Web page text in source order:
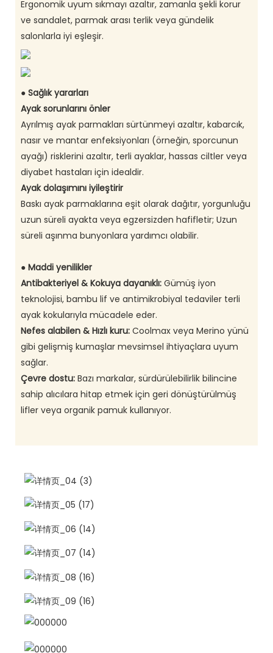
Ergonomik uyum sıkmayı azaltır, zamanla şekli korur
ve sandalet, parmak arası terlik veya gündelik
salonlarla iyi eşleşir.
● Sağlık yararları
Ayak sorunlarını önler
Ayrılmış ayak parmakları sürtünmeyi azaltır, kabarcık,
nasır ve mantar enfeksiyonları (örneğin, sporcunun
ayağı) risklerini azaltır, terli ayaklar, hassas ciltler veya
diyabet hastaları için idealdir.
Ayak dolaşımını iyileştirir
Baskı ayak parmaklarına eşit olarak dağıtır, yorgunluğu
uzun süreli ayakta veya egzersizden hafifletir; Uzun
süreli aşınma bunyonlara yardımcı olabilir.
● Maddi yenilikler
Antibakteriyel & Kokuya dayanıklı: Gümüş iyon
teknolojisi, bambu lif ve antimikrobiyal tedaviler terli
ayak kokularıyla mücadele eder.
Nefes alabilen & Hızlı kuru: Coolmax veya Merino yünü
gibi gelişmiş kumaşlar mevsimsel ihtiyaçlara uyum
sağlar.
Çevre dostu: Bazı markalar, sürdürülebilirlik bilincine
sahip alıcılara hitap etmek için geri dönüştürülmüş
lifler veya organik pamuk kullanıyor.